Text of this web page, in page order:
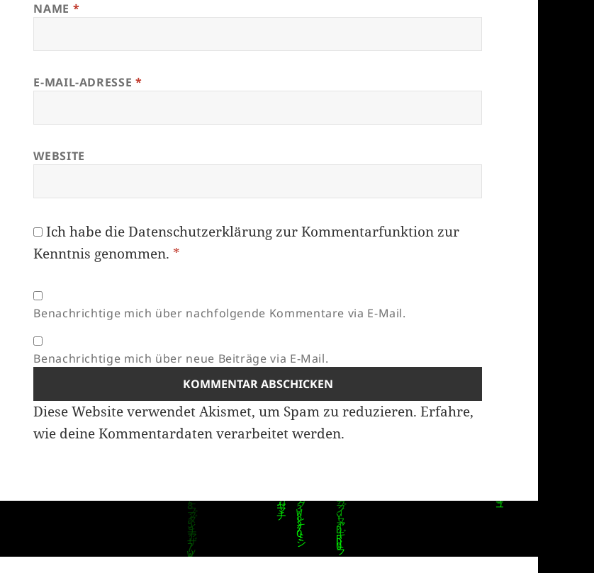
NAME *
E-MAIL-ADRESSE *
WEBSITE
Ich habe dieDatenschutzerklärungzur Kommentarfunktion zur
Kenntnis genommen. *
Benachrichtige mich über nachfolgende Kommentare via E-Mail.
Benachrichtige mich über neue Beiträge via E-Mail.
Diese Website verwendet Akismet, um Spam zu reduzieren.Erfahre,
wie deine Kommentardaten verarbeitet werden.